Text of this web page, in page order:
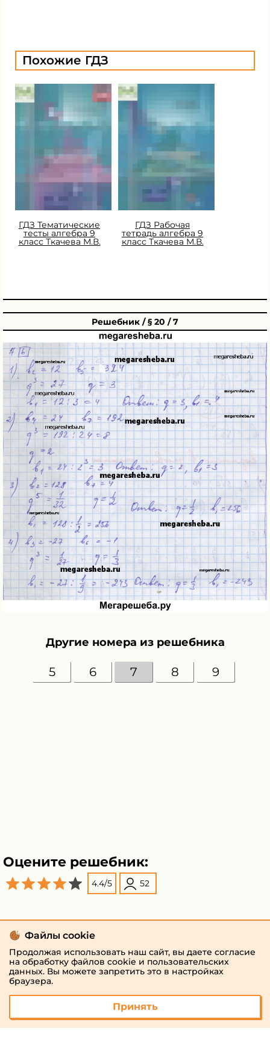
Похожие ГДЗ
ГДЗ Тематические
тесты алгебра 9
класс Ткачева М.В.
ГДЗ Рабочая
тетрадь алгебра 9
класс Ткачева М.В.
Решебник / § 20 / 7
Другие номера из решебника
5 6 7 8 9
Оцените решебник:
4.4/5 52
Файлы cookie
Продолжая использовать наш сайт, вы даете согласие
на обработку файлов cookie и пользовательских
данных. Вы можете запретить это в настройках
браузера.
Принять